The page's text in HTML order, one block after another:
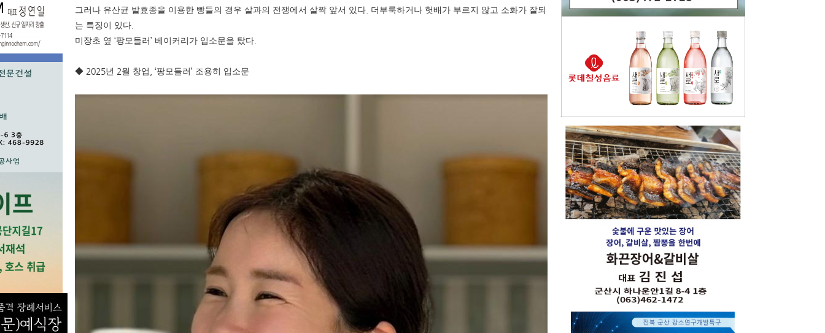
그러나 유산균 발효종을 이용한 빵들의 경우 살과의 전쟁에서 살짝 앞서 있다 더부룩하거나 헛배가 부르지 않고 소화가 잘되
는 특징이 있다
미장초 옆 ‘팡모들러 ’ 베이커리가 입소문을 탔다
◆ 2025년 2월 창업 , ‘팡모들러 ’ 조용히 입소문